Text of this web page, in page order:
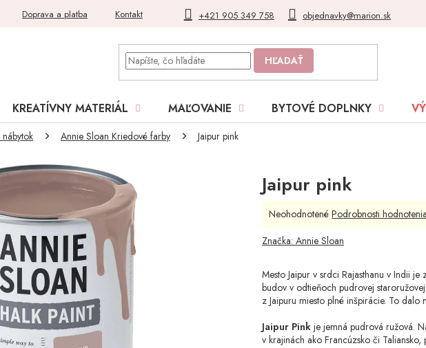
+421 905 349 758 objednavky@marion.sk
Doprava a platba Kontakt Blog Moja objednávka
HĽADAŤ
KREATÍVNY MATERIÁL MAĽOVANIE BYTOVÉ DOPLNKY
Annie Sloan Kriedové farby Jaipur pink
Jaipur pink
Mesto Jaipur v srdci Rajasthanu v Indii
budov v odtieňoch pudrovej
z Jaipuru miesto plné inšpirácie. To
Jaipur Pink je jemná pudrová ružová.
v krajinách ako Francúzsko či
Priemerné
produktu
z
5
hviezdičiek.
Neohodnotené Podrobnosti hodnotenia
Značka: Annie Sloan